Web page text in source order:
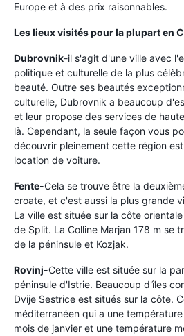
Europe et à des prix raisonnables.
Les lieux visités pour la plupart en
Dubrovnik-il s'agit d'une ville avec
politique et culturelle de la plus
beauté. Outre ses beautés
culturelle, Dubrovnik a beaucoup
et leur propose des services de
là. Cependant, la seule façon vous
découvrir pleinement cette région
location de voiture.
Fente-Cela se trouve être la
croate, et c'est aussi la plus grande
La ville est située sur la côte
de Split. La Colline Marjan 178 m se
de la péninsule et Kozjak.
Rovinj-Cette ville est située sur la
péninsule d'Istrie. Beaucoup d'îles
Dvije Sestrice est situés sur la côte.
méditerranéen qui a une
mois de janvier et une température